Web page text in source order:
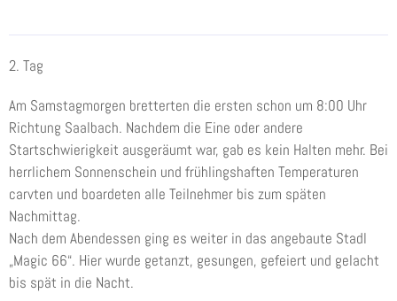
2. Tag
Am Samstagmorgen bretterten die ersten schon um 8:00 Uhr
Richtung Saalbach. Nachdem die Eine oder andere
Startschwierigkeit ausgeräumt war, gab es kein Halten mehr. Bei
herrlichem Sonnenschein und frühlingshaften Temperaturen
carvten und boardeten alle Teilnehmer bis zum späten
Nachmittag.
Nach dem Abendessen ging es weiter in das angebaute Stadl
„Magic 66“. Hier wurde getanzt, gesungen, gefeiert und gelacht
bis spät in die Nacht.